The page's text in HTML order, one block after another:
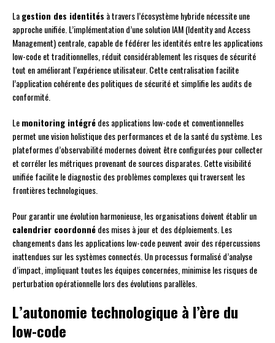
Lagestion des identités à travers l’écosystème hybride nécessite une
approche unifiée. L’implémentation d’une solution IAM (Identity and Access
Management) centrale, capable de fédérer les identités entre les applications
low-code et traditionnelles, réduit considérablement les risques de sécurité
tout en améliorant l’expérience utilisateur. Cette centralisation facilite
l’application cohérente des politiques de sécurité et simplifie les audits de
conformité.
Lemonitoring intégrédes applications low-code et conventionnelles
permet une vision holistique des performances et de la santé du système. Les
plateformes d’observabilité modernes doivent être configurées pour collecter
et corréler les métriques provenant de sources disparates. Cette visibilité
unifiée facilite le diagnostic des problèmes complexes qui traversent les
frontières technologiques.
Pour garantir une évolution harmonieuse, les organisations doivent établir un
calendrier coordonnédes mises à jour et des déploiements. Les
changements dans les applications low-code peuvent avoir des répercussions
inattendues sur les systèmes connectés. Un processus formalisé d’analyse
d’impact, impliquant toutes les équipes concernées, minimise les risques de
perturbation opérationnelle lors des évolutions parallèles.
L’autonomie technologique à l’ère du
low-code